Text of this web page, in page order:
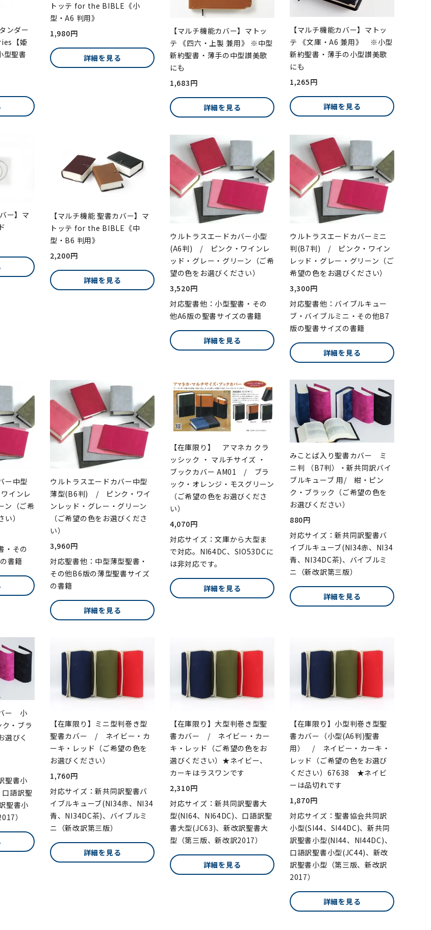
ンダー
【姫
型聖書
トッテ for the BIBLE《小
型・A6 判用》
1,980円
詳細を見る
【マルチ機能カバー】マトッ
テ 《四六・上製 兼用》 ※中型
新約聖書・薄手の中型讃美歌
にも
1,683円
詳細を見る
【マルチ機能カバー】マトッ
テ 《文庫・A6 兼用》 ※小型
新約聖書・薄手の小型讃美歌
にも
1,265円
詳細を見る
ー】マ
【マルチ機能 聖書カバー】マ
トッテ for the BIBLE《中
型・B6 判用》
2,200円
詳細を見る
ウルトラスエードカバー小型
(A6判) / ピンク・ワインレ
ッド・グレー・グリーン（ご希
望の色をお選びください）
3,520円
対応聖書他：小型聖書・その
他A6版の聖書サイズの書籍
詳細を見る
ウルトラスエードカバーミニ
判(B7判) / ピンク・ワイン
レッド・グレー・グリーン（ご
希望の色をお選びください）
3,300円
対応聖書他：バイブルキュー
ブ・バイブルミニ・その他B7
版の聖書サイズの書籍
詳細を見る
ー中型
インレ
ン（ご希
）
・その
書籍
ウルトラスエードカバー中型
薄型(B6判) / ピンク・ワイ
ンレッド・グレー・グリーン
（ご希望の色をお選びくださ
い）
3,960円
対応聖書他：中型薄型聖書・
その他B6版の薄型聖書サイズ
の書籍
詳細を見る
【在庫限り】 アマネカ クラ
ッシック ・ マルチサイズ ・
ブックカバー AM01 / ブラ
ック・オレンジ・モスグリーン
（ご希望の色をお選びくださ
い）
4,070円
対応サイズ：文庫から大型ま
で対応。NI64DC、SIO53DCに
は非対応です。
詳細を見る
みことば入り聖書カバー ミ
ニ判 （B7判）・新共同訳バイ
ブルキューブ 用/ 紺・ピン
ク・ブラック（ご希望の色を
お選びください）
880円
対応サイズ：新共同訳聖書バ
イブルキューブ(NI34赤、NI34
青、NI34DC茶)、バイブルミ
ニ（新改訳第三版）
詳細を見る
ー 小
・ブラ
選びく
聖書小
語訳聖
聖書小
）
【在庫限り】ミニ型判巻き型
聖書カバー / ネイビー・カ
ーキ・レッド（ご希望の色を
お選びください）
1,760円
対応サイズ：新共同訳聖書バ
イブルキューブ(NI34赤、NI34
青、NI34DC茶)、バイブルミ
ニ（新改訳第三版）
詳細を見る
【在庫限り】大型判巻き型聖
書カバー / ネイビー・カー
キ・レッド（ご希望の色をお
選びください）★ネイビー、
カーキはラスワンです
2,310円
対応サイズ：新共同訳聖書大
型(NI64、NI64DC)、口語訳聖
書大型(JC63)、新改訳聖書大
型（第三版、新改訳2017）
詳細を見る
【在庫限り】小型判巻き型聖
書カバー（小型(A6判)聖書
用） / ネイビー・カーキ・
レッド（ご希望の色をお選び
ください）67638 ★ネイビ
ーは品切れです
1,870円
対応サイズ：聖書協会共同訳
小型(SI44、SI44DC)、新共同
訳聖書小型(NI44、NI44DC)、
口語訳聖書小型(JC44)、新改
訳聖書小型（第三版、新改訳
2017）
詳細を見る